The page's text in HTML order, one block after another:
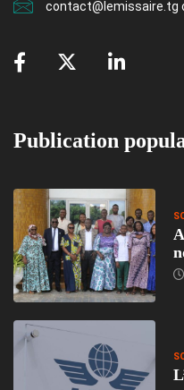
contact@lemissaire.tg
Publication